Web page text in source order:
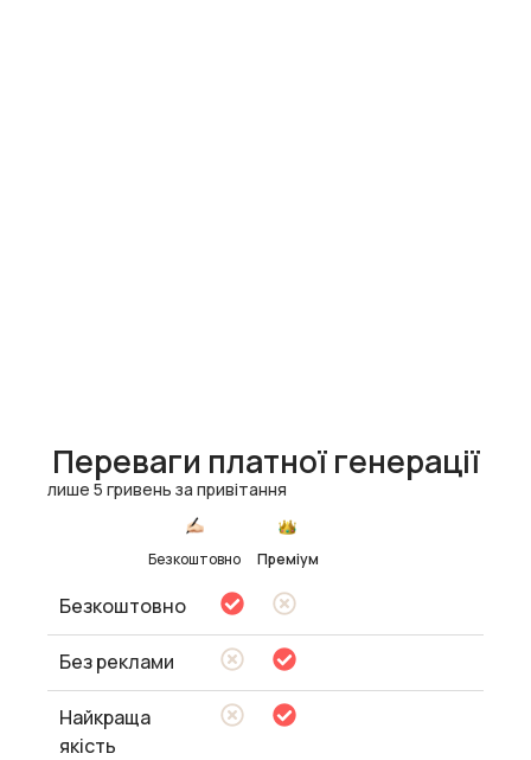
Переваги платної генерації
лише 5 гривень за привітання
Безкоштовно Преміум
Безкоштовно
Без реклами
Найкраща
якість